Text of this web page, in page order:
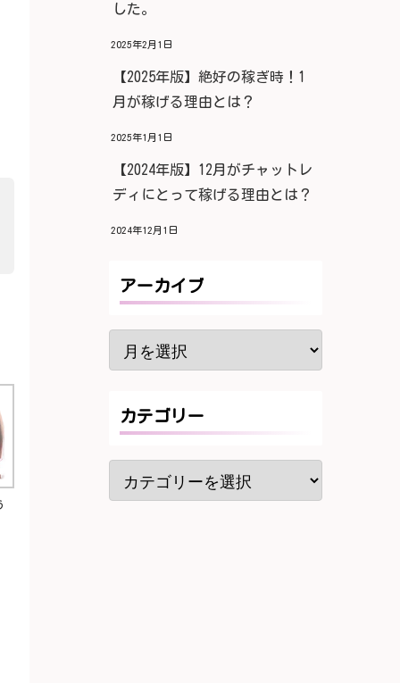
した。
2025年2月1日
【2025年版】絶好の稼ぎ時！1
月が稼げる理由とは？
2025年1月1日
【2024年版】12月がチャットレ
ディにとって稼げる理由とは？
2024年12月1日
アーカイブ
カテゴリー